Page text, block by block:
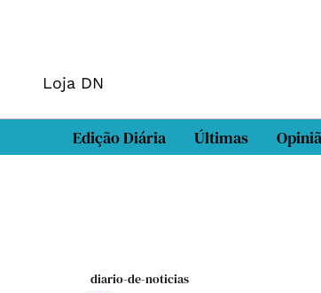
Loja DN
Edição Diária Últimas
diario-de-noticias